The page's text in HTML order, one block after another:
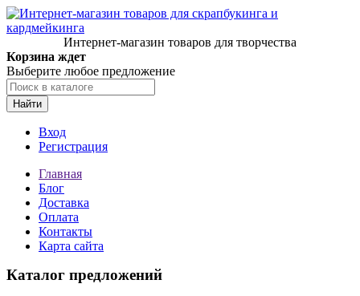
Интернет-магазин товаров для творчества
Корзина ждет
Выберите любое предложение
Найти
Вход
Регистрация
Главная
Блог
Доставка
Оплата
Контакты
Карта сайта
Каталог предложений